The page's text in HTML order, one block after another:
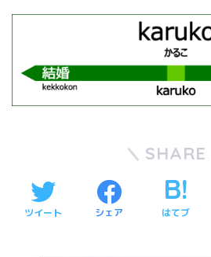
SHARE
ツイート シェア はてブ